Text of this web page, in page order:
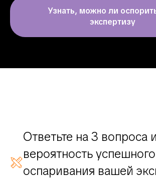
Узнать, можно ли
экспертизу
Ответьте на 3 вопроса
вероятность успешного
оспаривания вашей